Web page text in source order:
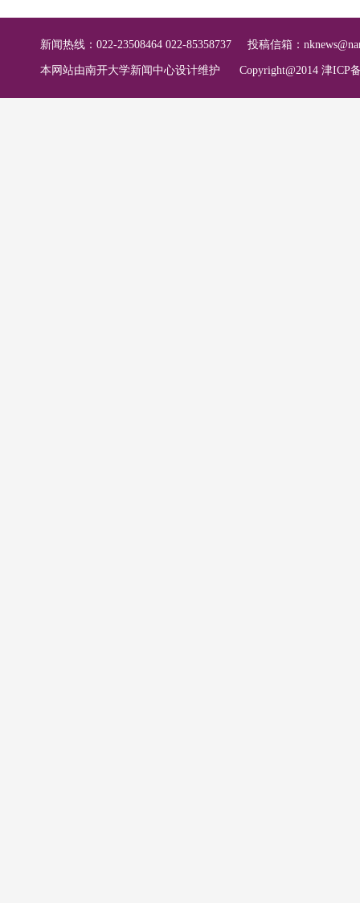
新闻热线：022-23508464 022-85358737 投稿信箱：
本网站由南开大学新闻中心设计维护 Copyright@2014 津ICP